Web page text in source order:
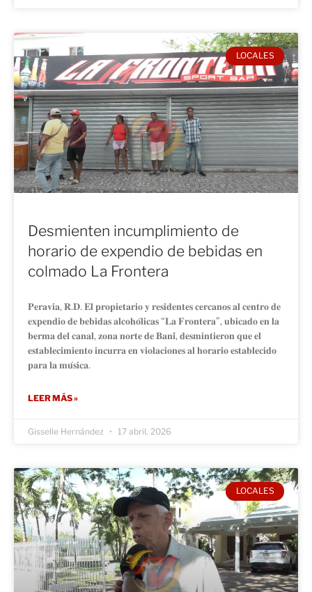
LOCALES
Desmienten incumplimiento de
horario de expendio de bebidas en
colmado La Frontera
𝐏𝐞𝐫𝐚𝐯𝐢𝐚, 𝐑.𝐃. 𝐄𝐥 𝐩𝐫𝐨𝐩𝐢𝐞𝐭𝐚𝐫𝐢𝐨 𝐲 𝐫𝐞𝐬𝐢𝐝𝐞𝐧𝐭𝐞𝐬 𝐜𝐞𝐫𝐜𝐚𝐧𝐨𝐬 𝐚𝐥 𝐜𝐞𝐧𝐭𝐫𝐨 𝐝𝐞
𝐞𝐱𝐩𝐞𝐧𝐝𝐢𝐨 𝐝𝐞 𝐛𝐞𝐛𝐢𝐝𝐚𝐬 𝐚𝐥𝐜𝐨𝐡𝐨́𝐥𝐢𝐜𝐚𝐬 “𝐋𝐚 𝐅𝐫𝐨𝐧𝐭𝐞𝐫𝐚”, 𝐮𝐛𝐢𝐜𝐚𝐝𝐨 𝐞𝐧 𝐥𝐚
𝐛𝐞𝐫𝐦𝐚 𝐝𝐞𝐥 𝐜𝐚𝐧𝐚𝐥, 𝐳𝐨𝐧𝐚 𝐧𝐨𝐫𝐭𝐞 𝐝𝐞 𝐁𝐚𝐧𝐢́, 𝐝𝐞𝐬𝐦𝐢𝐧𝐭𝐢𝐞𝐫𝐨𝐧 𝐪𝐮𝐞 𝐞𝐥
𝐞𝐬𝐭𝐚𝐛𝐥𝐞𝐜𝐢𝐦𝐢𝐞𝐧𝐭𝐨 𝐢𝐧𝐜𝐮𝐫𝐫𝐚 𝐞𝐧 𝐯𝐢𝐨𝐥𝐚𝐜𝐢𝐨𝐧𝐞𝐬 𝐚𝐥 𝐡𝐨𝐫𝐚𝐫𝐢𝐨 𝐞𝐬𝐭𝐚𝐛𝐥𝐞𝐜𝐢𝐝𝐨
𝐩𝐚𝐫𝐚 𝐥𝐚 𝐦𝐮́𝐬𝐢𝐜𝐚.
LEER MÁS »
Gisselle Hernández 17 abril, 2026
LOCALES